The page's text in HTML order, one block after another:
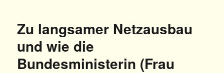
Zu langsamer Netzausbau
und wie die
Bundesministerin (Frau